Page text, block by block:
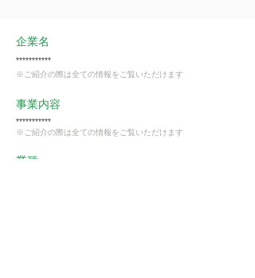
企業名
***********
※ご紹介の際は全ての情報をご覧いただけます
事業内容
***********
※ご紹介の際は全ての情報をご覧いただけます
業種